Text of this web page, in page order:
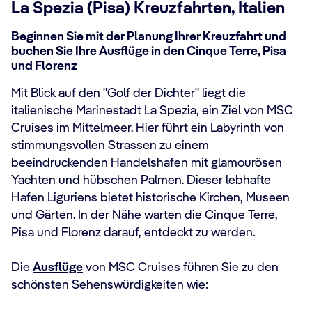
La Spezia (Pisa) Kreuzfahrten, Italien
Beginnen Sie mit der Planung Ihrer Kreuzfahrt und
buchen Sie Ihre Ausflüge in den Cinque Terre, Pisa
und Florenz
Mit Blick auf den "Golf der Dichter" liegt die
italienische Marinestadt La Spezia, ein Ziel von MSC
Cruises im Mittelmeer. Hier führt ein Labyrinth von
stimmungsvollen Strassen zu einem
beeindruckenden Handelshafen mit glamourösen
Yachten und hübschen Palmen. Dieser lebhafte
Hafen Liguriens bietet historische Kirchen, Museen
und Gärten. In der Nähe warten die Cinque Terre,
Pisa und Florenz darauf, entdeckt zu werden.
Die Ausflüge von MSC Cruises führen Sie zu den
schönsten Sehenswürdigkeiten wie: